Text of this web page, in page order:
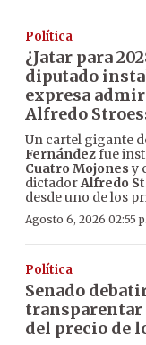
Política
¿Jatar para
diputado
expresa
Alfredo
Un cartel gigante
Fernándezfue
Cuatro Mojones y
dictadorAlfredo
desde uno de los
Agosto 6, 2026 02:55
Política
Senado
del precio de